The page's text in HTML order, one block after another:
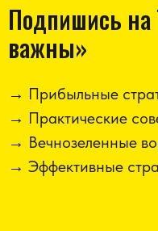
Подпишись на
важны»
→ Прибыльные
→ Практические
→ Вечнозеленные
→ Эффективные